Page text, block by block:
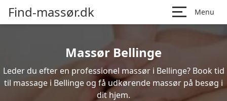
Find-massør.dk Menu
Massør Bellinge
Leder du efter en professionel massør i Bellinge? Book tid
til massage i Bellinge og få udkørende massør på besøg i
dit hjem.